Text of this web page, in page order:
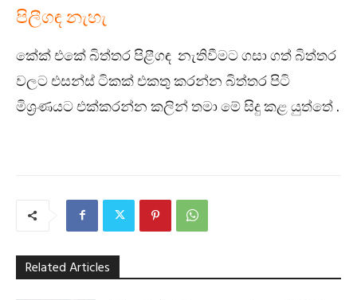
පිලීගඳ නැහැ
කේක් එකේ බිත්තර පිළීගඳ නැතිවීමට ගසා ගත් බිත්තර
වලට එසන්ස් ටිකක් එකතු කරන්න බිත්තර පිටි
මිශ්‍රණයට එක්කරන්න කලින් තමා මේ සිදු කළ යුත්තේ .
Related Articles